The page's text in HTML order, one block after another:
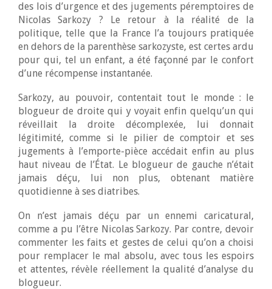
des lois d’urgence et des jugements péremptoires de
Nicolas Sarkozy ? Le retour à la réalité de la
politique, telle que la France l’a toujours pratiquée
en dehors de la parenthèse sarkozyste, est certes ardu
pour qui, tel un enfant, a été façonné par le confort
d’une récompense instantanée.
Sarkozy, au pouvoir, contentait tout le monde : le
blogueur de droite qui y voyait enfin quelqu’un qui
réveillait la droite décomplexée, lui donnait
légitimité, comme si le pilier de comptoir et ses
jugements à l’emporte-pièce accédait enfin au plus
haut niveau de l’État. Le blogueur de gauche n’était
jamais déçu, lui non plus, obtenant matière
quotidienne à ses diatribes.
On n’est jamais déçu par un ennemi caricatural,
comme a pu l’être Nicolas Sarkozy. Par contre, devoir
commenter les faits et gestes de celui qu’on a choisi
pour remplacer le mal absolu, avec tous les espoirs
et attentes, révèle réellement la qualité d’analyse du
blogueur.